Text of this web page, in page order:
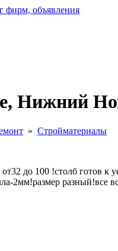
фирм, объявления
Нижний
» Стройматериалы
до 100 !столб готов
2мм!размер разный!все